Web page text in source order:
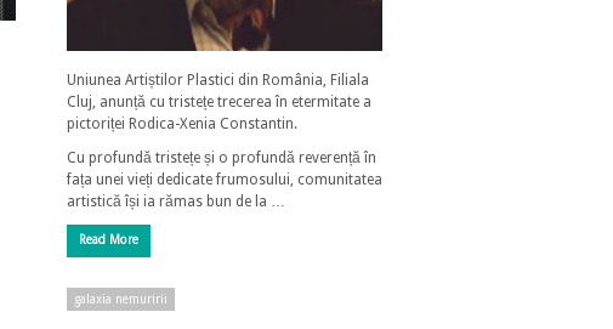
Uniunea Artiștilor Plastici din România, Filiala
Cluj, anunță cu tristețe trecerea în etermitate a
pictoriței Rodica-Xenia Constantin.
Cu profundă tristețe și o profundă reverență în
fața unei vieți dedicate frumosului, comunitatea
artistică își ia rămas bun de la …
Read More
galaxia nemuririi